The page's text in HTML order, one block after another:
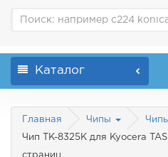
Каталог
Главная Чипы
Чип TK-8325K для Kyocera
страниц